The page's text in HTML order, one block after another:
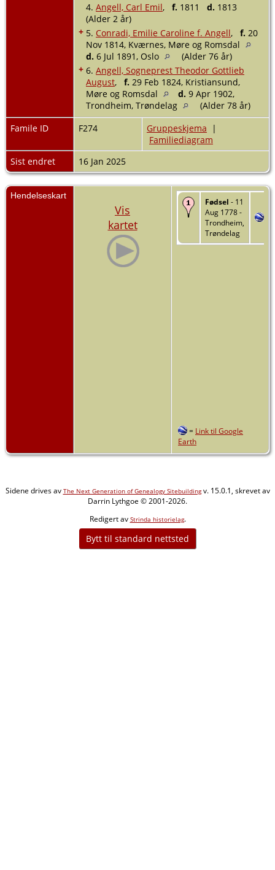
4. Angell, Carl Emil, f. 1811 d. 1813
(Alder 2 år)
+ 5. Conradi, Emilie Caroline f. Angell, f. 20
Nov 1814, Kværnes, Møre og Romsdal
d. 6 Jul 1891, Oslo
(Alder 76 år)
+ 6. Angell, Sogneprest Theodor Gottlieb
August, f. 29 Feb 1824, Kristiansund,
Møre og Romsdal
d. 9 Apr 1902,
Trondheim, Trøndelag
(Alder 78 år)
Famile ID
F274 Gruppeskjema |
Familiediagram
Sist endret
16 Jan 2025
Hendelseskart
Vis
kartet
Fødsel - 11
Aug 1778 -
Trondheim,
Trøndelag
= Link til Google
Earth
Sidene drives av The Next Generation of Genealogy Sitebuildingv. 15.0.1, skrevet av
Darrin Lythgoe © 2001-2026.
Redigert av Strinda historielag.
Bytt til standard nettsted